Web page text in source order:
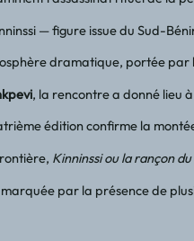
— figure issue du Sud-
dramatique, portée
, la rencontre a donné lieu
édition confirme la
Kinninssi ou la rançon
par la présence de